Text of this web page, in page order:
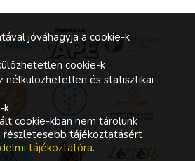
jóváhagyja a cookie-k
cookie-k
nélkülözhetetlen és statisztikai
k
cookie-kban nem tárolunk
részletesebb tájékoztatásért
tájékoztatóra.